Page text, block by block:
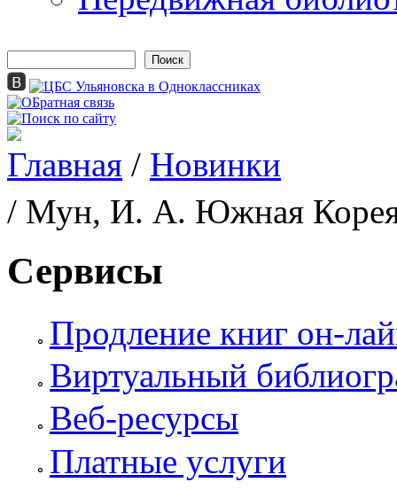
Форма поиска
Вы здесь
Главная / Новинки
/ Мун, И. А. Южная Корея
Сервисы
Продление книг он-
Виртуальный
Веб-ресурсы
Платные услуги